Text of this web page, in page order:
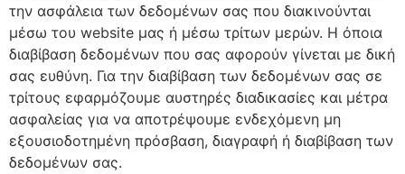
την ασφάλεια των δεδομένων σας που διακινούνται
μέσω του website μας ή μέσω τρίτων μερών. Η όποια
διαβίβαση δεδομένων που σας αφορούν γίνεται με δική
σας ευθύνη. Για την διαβίβαση των δεδομένων σας σε
τρίτους εφαρμόζουμε αυστηρές διαδικασίες και μέτρα
ασφαλείας για να αποτρέψουμε ενδεχόμενη μη
εξουσιοδοτημένη πρόσβαση, διαγραφή ή διαβίβαση των
δεδομένων σας.